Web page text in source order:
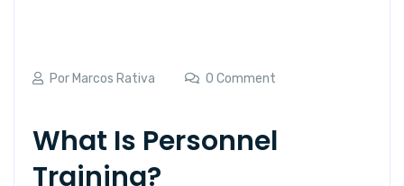
Por Marcos Rativa 0 Comment
What Is Personnel
Training?